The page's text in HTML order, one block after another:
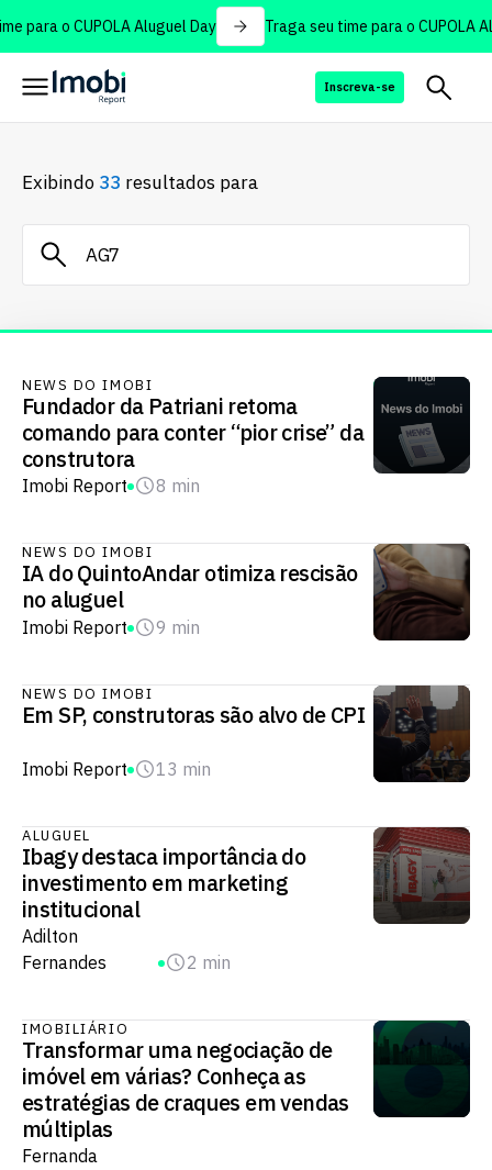
para o CUPOLA Aluguel Day Traga seu time para o CUPOLA
Inscreva-se
Exibindo 33 resultados para
NEWS DO IMOBI
Fundador da Patriani retoma
comando para conter “pior crise” da
construtora
Imobi Report 8 min
NEWS DO IMOBI
IA do QuintoAndar otimiza rescisão
no aluguel​
Imobi Report 9 min
NEWS DO IMOBI
Em SP, construtoras são alvo de CPI
Imobi Report 13 min
ALUGUEL
Ibagy destaca importância do
investimento em marketing
institucional
Adilton
Fernandes
2 min
IMOBILIÁRIO
Transformar uma negociação de
imóvel em várias? Conheça as
estratégias de craques em vendas
múltiplas
Fernanda